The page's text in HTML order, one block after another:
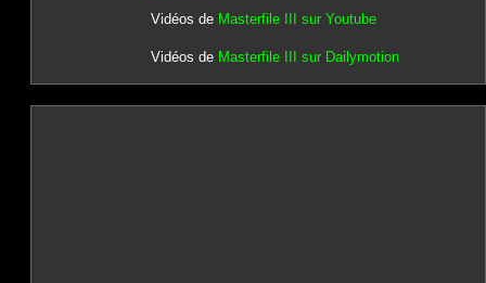
Vidéos de Masterfile III sur Youtube
Vidéos de Masterfile III sur Dailymotion